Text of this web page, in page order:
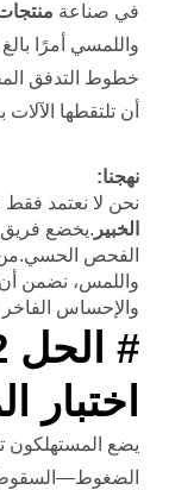
في صناعة
واللمسي أمرًا
خطوط التدفق
أن تلتقطها
نهجنا:
نحن لا نعتمد
الخبير .يخضع فريق
الفحص الحسي.من
واللمس، نضمن
والإحساس
اختبار
يضع المستهلكون